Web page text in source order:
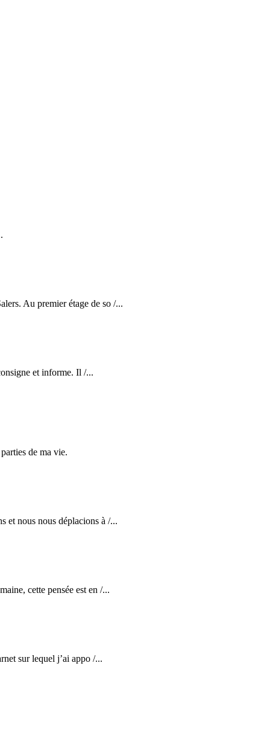
Au premier étage de so /...
et informe. Il /...
de ma vie.
et nous nous déplacions à /...
cette pensée est en /...
sur lequel j’ai appo /...